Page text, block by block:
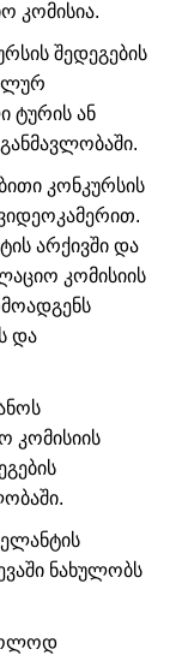
კომისია.
შედეგების
ტურის ან
კონკურსის
არქივში და
კომისიის
და
კომისიის
ნახულობს